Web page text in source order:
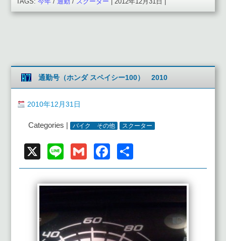
通勤号（ホンダ スペイシー100） 2010
2010年12月31日
Categories | バイク その他 スクーター
X Line GmailFacebook
有